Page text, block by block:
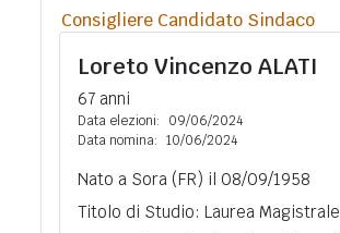
Consigliere Candidato Sindaco
Loreto Vincenzo ALATI
67 anni
Data elezioni:
09/06/2024
Data nomina: 10/06/2024
Nato a Sora (FR) il 08/09/1958
Titolo di Studio: Laurea Magistrale